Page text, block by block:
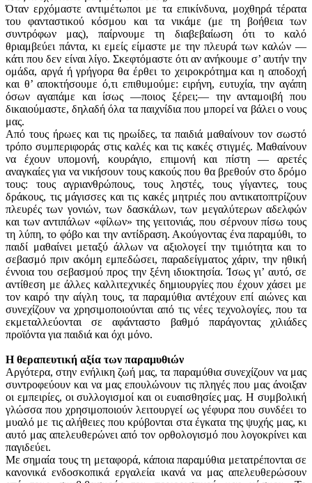
Όταν ερχόμαστε αντιμέτωποι με τα επικίνδυνα, μοχθηρά τέρατα
του φανταστικού κόσμου και τα νικάμε (με τη βοήθεια των
συντρόφων μας), παίρνουμε τη διαβεβαίωση ότι το καλό
θριαμβεύει πάντα, κι εμείς είμαστε με την πλευρά των καλών —
κάτι που δεν είναι λίγο. Σκεφτόμαστε ότι αν ανήκουμε σ’ αυτήν την
ομάδα, αργά ή γρήγορα θα έρθει το χειροκρότημα και η αποδοχή
και θ’ αποκτήσουμε ό,τι επιθυμούμε: ειρήνη, ευτυχία, την αγάπη
όσων αγαπάμε και ίσως —ποιος ξέρει;— την ανταμοιβή που
δικαιούμαστε, δηλαδή όλα τα παιχνίδια που μπορεί να βάλει ο νους
μας.
Από τους ήρωες και τις ηρωίδες, τα παιδιά μαθαίνουν τον σωστό
τρόπο συμπεριφοράς στις καλές και τις κακές στιγμές. Μαθαίνουν
να έχουν υπομονή, κουράγιο, επιμονή και πίστη — αρετές
αναγκαίες για να νικήσουν τους κακούς που θα βρεθούν στο δρόμο
τους: τους αγριανθρώπους, τους ληστές, τους γίγαντες, τους
δράκους, τις μάγισσες και τις κακές μητριές που αντικατοπτρίζουν
πλευρές των γονιών, των δασκάλων, των μεγαλύτερων αδελφών
και των αντιπάλων «φίλων» της γειτονιάς, που σέρνουν πίσω τους
τη λύπη, το φόβο και την αντίδραση. Ακούγοντας ένα παραμύθι, το
παιδί μαθαίνει μεταξύ άλλων να αξιολογεί την τιμιότητα και το
σεβασμό πριν ακόμη εμπεδώσει, παραδείγματος χάριν, την ηθική
έννοια του σεβασμού προς την ξένη ιδιοκτησία. Ίσως γι’ αυτό, σε
αντίθεση με άλλες καλλιτεχνικές δημιουργίες που έχουν χάσει με
τον καιρό την αίγλη τους, τα παραμύθια αντέχουν επί αιώνες και
συνεχίζουν να χρησιμοποιούνται από τις νέες τεχνολογίες, που τα
εκμεταλλεύονται σε αφάνταστο βαθμό παράγοντας χιλιάδες
προϊόντα για παιδιά και όχι μόνο.
Η θεραπευτική αξία των παραμυθιών
Αργότερα, στην ενήλικη ζωή μας, τα παραμύθια συνεχίζουν να μας
συντροφεύουν και να μας επουλώνουν τις πληγές που μας άνοιξαν
οι εμπειρίες, οι συλλογισμοί και οι ευαισθησίες μας. Η συμβολική
γλώσσα που χρησιμοποιούν λειτουργεί ως γέφυρα που συνδέει το
μυαλό με τις αλήθειες που κρύβονται στα έγκατα της ψυχής μας, κι
αυτό μας απελευθερώνει από τον ορθολογισμό που λογοκρίνει και
παγιδεύει.
Με σημαία τους τη μεταφορά, κάποια παραμύθια μετατρέπονται σε
κανονικά ενδοσκοπικά εργαλεία ικανά να μας απελευθερώσουν